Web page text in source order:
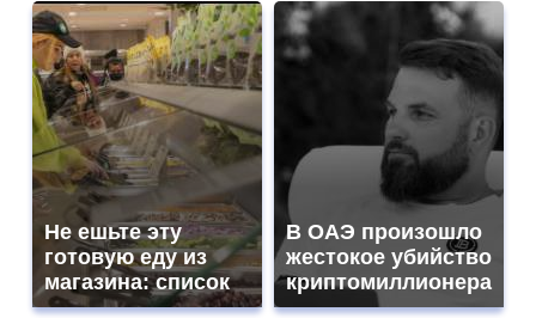
Не ешьте эту
готовую еду из
магазина: список
В ОАЭ произошло
жестокое убийство
криптомиллионера